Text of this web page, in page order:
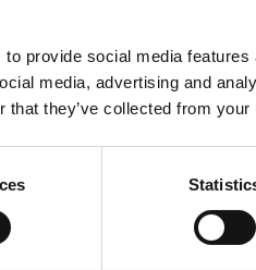
provide social media
media, advertising and
that they’ve collected from